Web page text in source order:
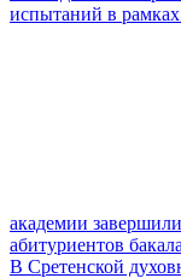
испытаний в
академии
абитуриентов
В Сретенской